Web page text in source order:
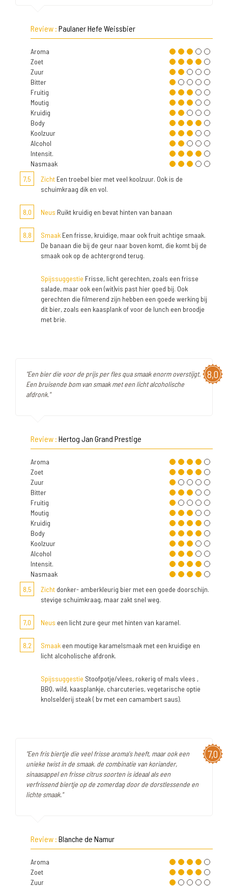
Review : Paulaner Hefe Weissbier
Aroma
Zoet
Zuur
Bitter
Fruitig
Moutig
Kruidig
Body
Koolzuur
Alcohol
Intensit.
Nasmaak
7,5
Zicht Een troebel bier met veel koolzuur. Ook is de
schuimkraag dik en vol.
8,0 Neus Ruikt kruidig en bevat hinten van banaan
8,8 Smaak Een frisse, kruidige, maar ook fruit achtige smaak.
De banaan die bij de geur naar boven komt, die komt bij de
smaak ook op de achtergrond terug.
Spijssuggestie Frisse, licht gerechten, zoals een frisse
salade, maar ook een (wit)vis past hier goed bij. Ook
gerechten die filmerend zijn hebben een goede werking bij
dit bier, zoals een kaasplank of voor de lunch een broodje
met brie.
8,0
"Een bier die voor de prijs per fles qua smaak enorm overstijgt.
Een bruisende bom van smaak met een licht alcoholische
afdronk."
Review : Hertog Jan Grand Prestige
Aroma
Zoet
Zuur
Bitter
Fruitig
Moutig
Kruidig
Body
Koolzuur
Alcohol
Intensit.
Nasmaak
8,5
Zicht donker- amberkleurig bier met een goede doorschijn.
stevige schuimkraag, maar zakt snel weg.
7,0 Neus een licht zure geur met hinten van karamel.
8,2 Smaak een moutige karamelsmaak met een kruidige en
licht alcoholische afdronk.
Spijssuggestie Stoofpotje/vlees, rokerig of mals vlees ,
BBQ, wild, kaasplankje, charcuteries, vegetarische optie
knolselderij steak ( bv met een camambert saus).
7,0
"Een fris biertje die veel frisse aroma's heeft, maar ook een
unieke twist in de smaak. de combinatie van koriander,
sinaasappel en frisse citrus soorten is ideaal als een
verfrissend biertje op de zomerdag door de dorstlessende en
lichte smaak."
Review : Blanche de Namur
Aroma
Zoet
Zuur